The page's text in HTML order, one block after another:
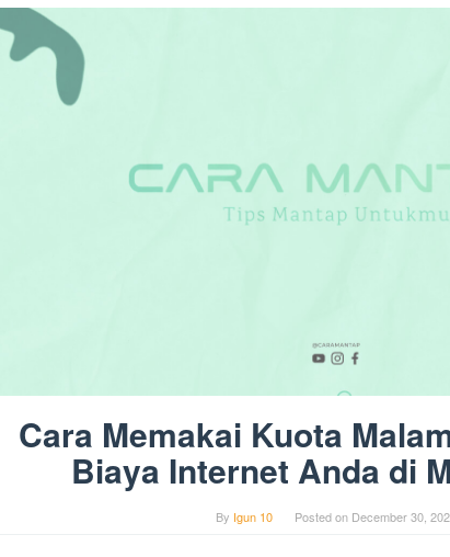
Cara Memakai Kuota
Biaya Internet Anda di
By Igun 10 Posted on December 30,